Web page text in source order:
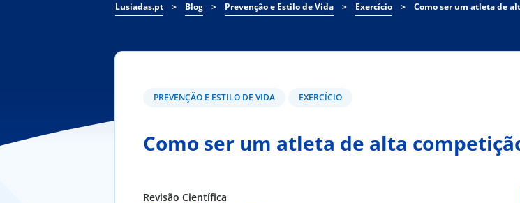
Lusiadas.pt > Blog > Prevenção e Estilo de Vida > Exercício > Como ser um atleta de
PREVENÇÃO E ESTILO DE VIDA EXERCÍCIO
Como ser um atleta de alta
Revisão Científica